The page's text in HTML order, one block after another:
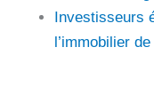
Investisseurs
l’immobilier